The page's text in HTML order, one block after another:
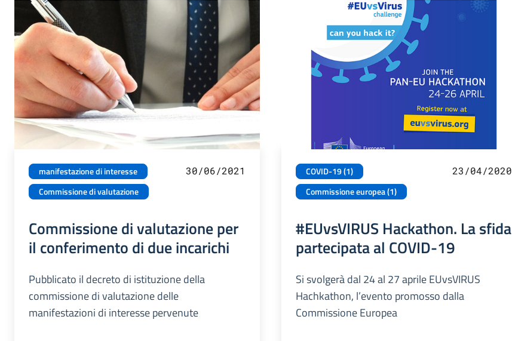
manifestazione di interesse
Commissione di valutazione
30/06/2021
Commissione di valutazione per
il conferimento di due incarichi
Pubblicato il decreto di istituzione della
commissione di valutazione delle
manifestazioni di interesse pervenute
COVID-19 (1)
Commissione europea (1)
23/04/2020
#EUvsVIRUS Hackathon. La sfida
partecipata al COVID-19
Si svolgerà dal 24 al 27 aprile EUvsVIRUS
Hachkathon, l’evento promosso dalla
Commissione Europea